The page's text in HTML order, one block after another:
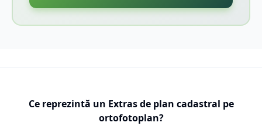
Ce reprezintă un Extras de plan cadastral pe
ortofotoplan?